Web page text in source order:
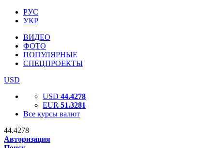
РУС
УКР
ВИДЕО
ФОТО
ПОПУЛЯРНЫЕ
СПЕЦПРОЕКТЫ
USD
USD 44.4278
EUR 51.3281
Все курсы валют
44.4278
Авторизация